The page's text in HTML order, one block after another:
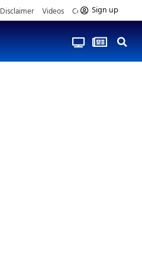
Disclaimer Videos Contact us
Sign up